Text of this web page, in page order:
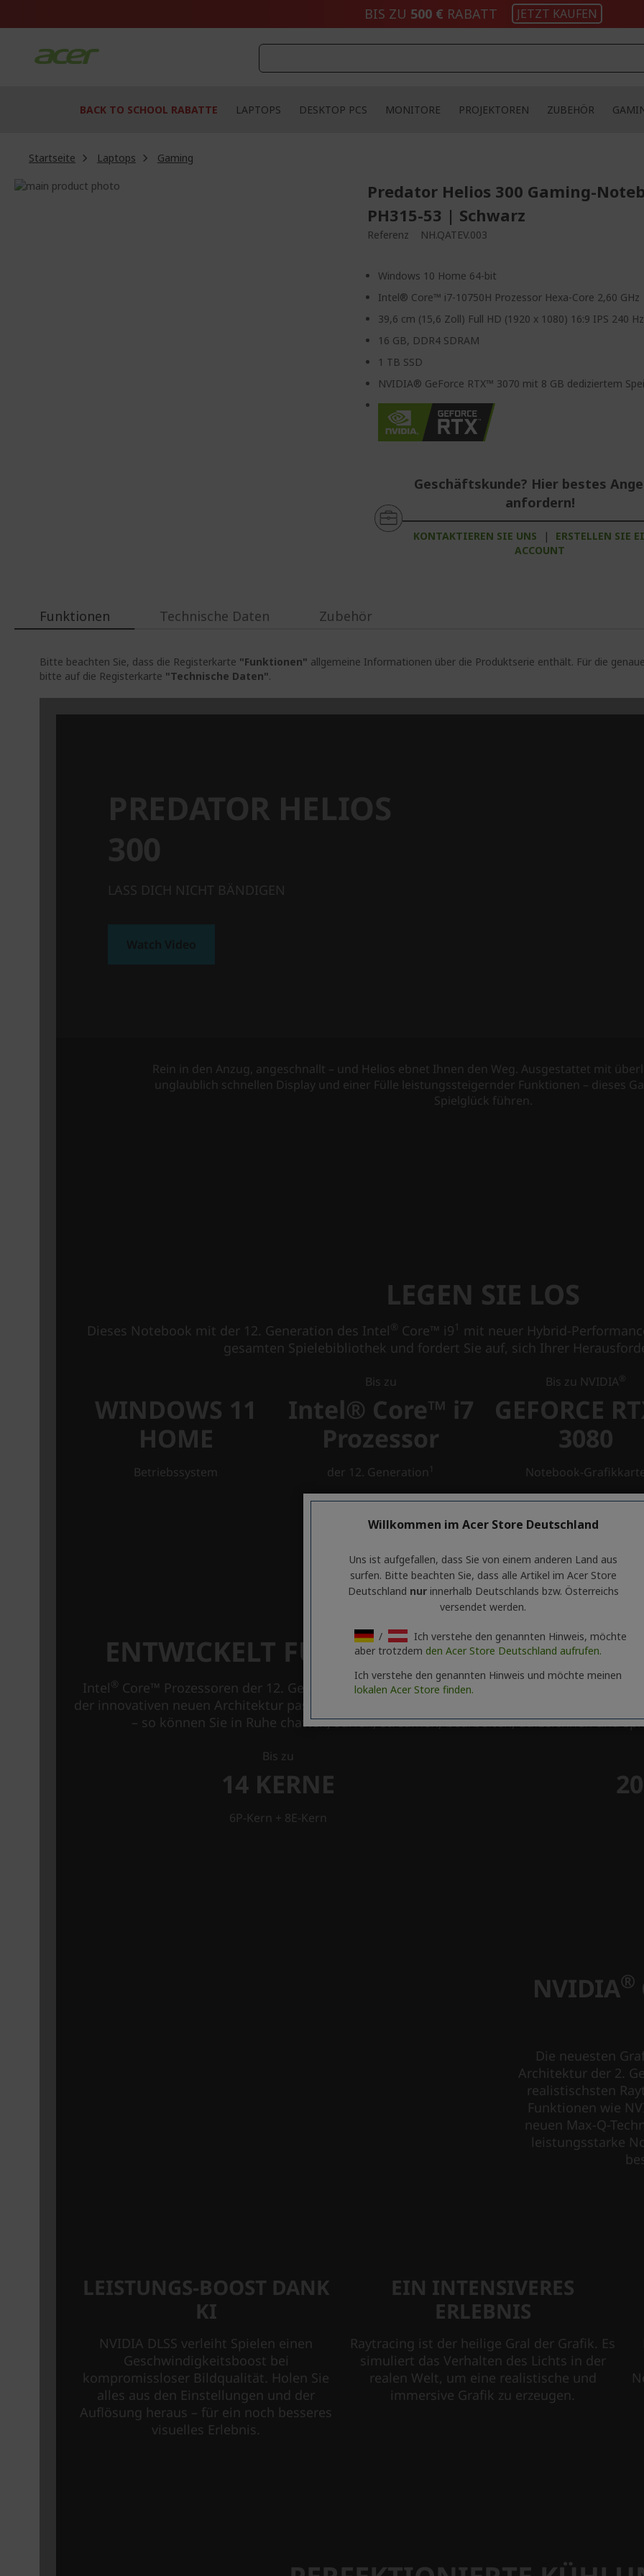
BIS ZU 500 € RABATT JETZT KAUFEN
BACK TO SCHOOL RABATTE LAPTOPS DESKTOP PCS MONITORE PROJEKTOREN ZUBEHÖR
Startseite Laptops
Gaming
Zum
Predator Helios 300 Gaming-
PH315-53 | Schwarz
Referenz NH.QATEV.003
Windows 10 Home 64-bit
Intel® Core™ i7-10750H Prozessor Hexa-Core 2,60 GHz
39,6 cm (15,6 Zoll) Full HD (1920 x 1080) 16:9 IPS 240 Hz
16 GB, DDR4 SDRAM
1 TB SSD
NVIDIA® GeForce RTX™ 3070 mit 8 GB dediziertem
Geschäftskunde? Hier bestes
anfordern!
KONTAKTIEREN SIE UNS |
ERSTELLEN SIE
ACCOUNT
Funktionen
Bitte beachten Sie, dass die Registerkarte "Funktionen" allgemeine Informationen über die Produktserie enthält. Für die
bitte auf die Registerkarte "Technische Daten".
Technische Daten Zubehör
Willkommen im Acer Store Deutschland
Uns ist aufgefallen, dass Sie von einem anderen Land aus
surfen. Bitte beachten Sie, dass alle Artikel im Acer Store
Deutschland nurinnerhalb Deutschlands bzw. Österreichs
versendet werden.
/
Ich verstehe den genannten Hinweis, möchte
aber trotzdem den Acer Store Deutschland aufrufen.
Ich verstehe den genannten Hinweis und möchte meinen
lokalen Acer Store finden.